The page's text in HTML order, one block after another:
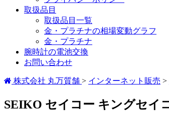
取扱品目
取扱品目一覧
金・プラチナの相場変動グラフ
金・プラチナ
腕時計の電池交換
お問い合わせ
株式会社 丸万質舗 > インターネット販売 >
SEIKO セイコー キングセイ